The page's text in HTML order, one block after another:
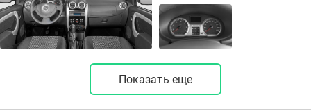
Показать еще